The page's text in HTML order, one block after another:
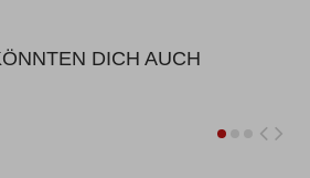
DICH AUCH